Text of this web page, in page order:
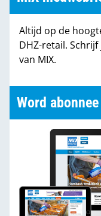
Altijd op de
DHZ-retail.
van MIX.
Word abonnee